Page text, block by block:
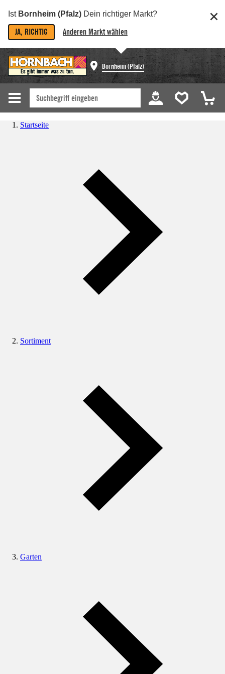
Ist Bornheim (Pfalz) Dein richtiger Markt?
JA, RICHTIG Anderen Markt wählen
Bornheim (Pfalz)
Startseite
Sortiment
Garten